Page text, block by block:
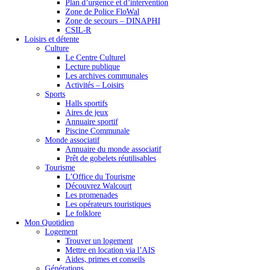
Plan d’urgence et d’intervention
Zone de Police FloWal
Zone de secours – DINAPHI
CSIL-R
Loisirs et détente
Culture
Le Centre Culturel
Lecture publique
Les archives communales
Activités – Loisirs
Sports
Halls sportifs
Aires de jeux
Annuaire sportif
Piscine Communale
Monde associatif
Annuaire du monde associatif
Prêt de gobelets réutilisables
Tourisme
L’Office du Tourisme
Découvrez Walcourt
Les promenades
Les opérateurs touristiques
Le folklore
Mon Quotidien
Logement
Trouver un logement
Mettre en location via l’AIS
Aides, primes et conseils
Générations